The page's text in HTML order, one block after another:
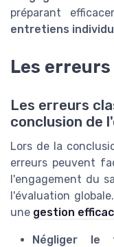
préparant
entretiens
Les
Les erreurs
conclusion de
Lors de la
erreurs peuvent
l'engagement du
l'évaluation
une gestion
Négliger le